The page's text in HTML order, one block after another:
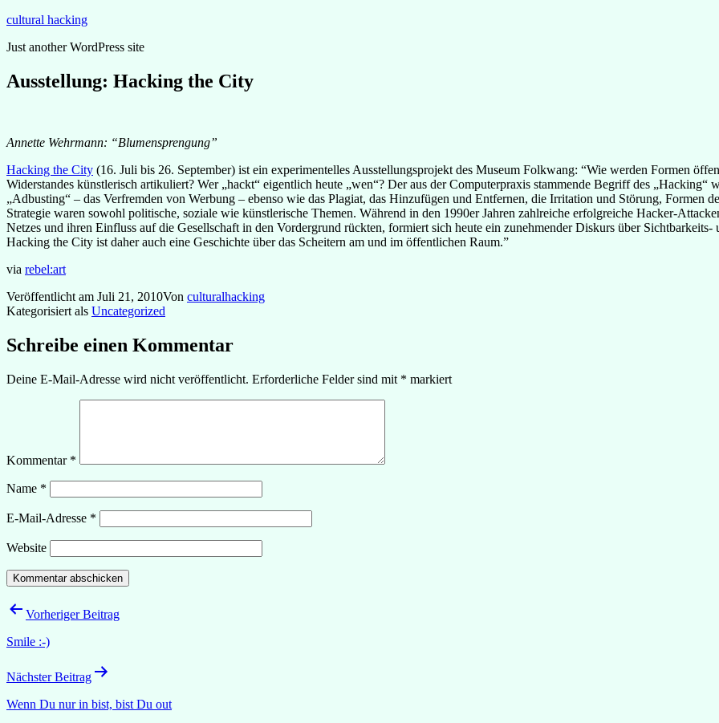
Zum
springen
cultural hacking
Just another WordPress site
Ausstellung: Hacking the City
Annette Wehrmann: “Blumensprengung”
Hacking the City (16. Juli bis 26. September) ist ein experimentelles Ausstellungsprojekt des Museum Folkwang: “Wie werden Formen
Widerstandes künstlerisch artikuliert? Wer „hackt“ eigentlich heute „wen“? Der aus der Computerpraxis stammende Begriff des
„Adbusting“ – das Verfremden von Werbung – ebenso wie das Plagiat, das Hinzufügen und Entfernen, die Irritation und Störung, Formen
Strategie waren sowohl politische, soziale wie künstlerische Themen. Während in den 1990er Jahren zahlreiche erfolgreiche Hacker-
Netzes und ihren Einfluss auf die Gesellschaft in den Vordergrund rückten, formiert sich heute ein zunehmender Diskurs über
Hacking the City ist daher auch eine Geschichte über das Scheitern am und im öffentlichen Raum.”
via rebel:art
Veröffentlicht am Juli 21, 2010Von culturalhacking
Kategorisiert als Uncategorized
Schreibe einen Kommentar
Deine E-Mail-Adresse wird nicht veröffentlicht. Erforderliche Felder sind mit * markiert
Kommentar *
Name *
E-Mail-Adresse *
Website
Beitragsnavigation
Vorheriger Beitrag
Smile :-)
Nächster Beitrag
Wenn Du nur in bist, bist Du out